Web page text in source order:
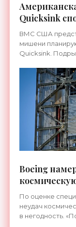
Quicksink
вражеский
«Оружие»
ВМС США
мишени
Quicksink.
Boeing
несмотря на
«Космос»
По оценке
неудач
в негодность.